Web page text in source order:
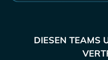
DIESEN TEAMS